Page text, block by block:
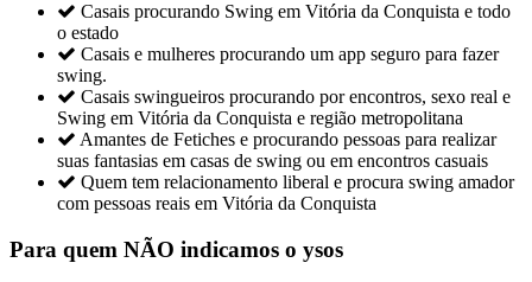
 Casais procurando Swing em Vitória da Conquista e todo
o estado
 Casais e mulheres procurando um app seguro para fazer
swing.
 Casais swingueiros procurando por encontros, sexo real e
Swing em Vitória da Conquista e região metropolitana
 Amantes de Fetiches e procurando pessoas para realizar
suas fantasias em casas de swing ou em encontros casuais
 Quem tem relacionamento liberal e procura swing amador
com pessoas reais em Vitória da Conquista
Para quem NÃO indicamos o ysos